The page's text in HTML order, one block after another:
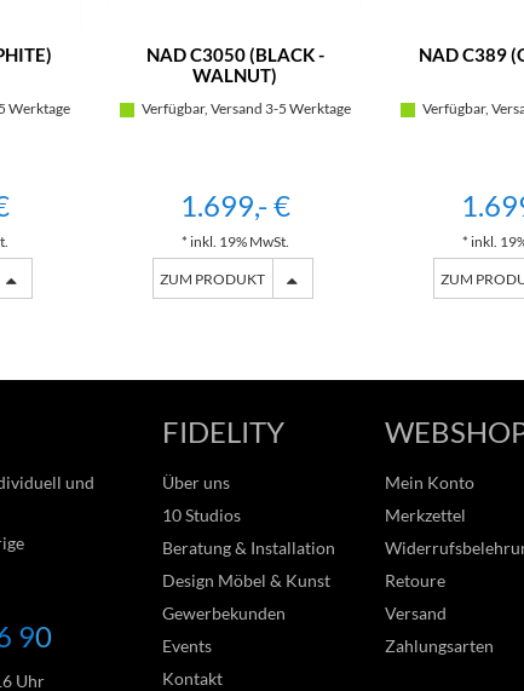
Werktage
NAD C3050 (BLACK -
WALNUT)
Verfügbar, Versand 3-5 Werktage
1.699,- €
* inkl. 19% MwSt.
ZUM PRODUKT
NAD C389
Verfügbar,
* inkl.
ZUM
und
90
Uhr
FIDELITY
Über uns
10 Studios
Beratung & Installation
Design Möbel & Kunst
Gewerbekunden
Events
Kontakt
Mein Konto
Merkzettel
Retoure
Versand
Zahlungsarten